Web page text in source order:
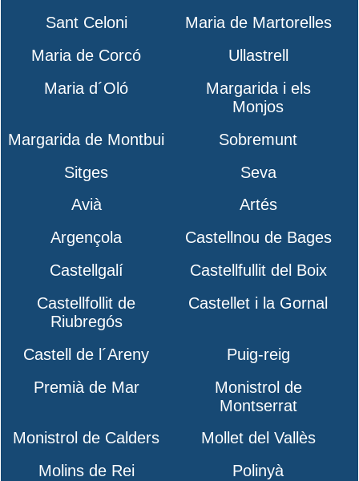
Sant Celoni
Maria de Martorelles
Maria de Corcó
Ullastrell
Maria d´Oló
Margarida i els
Monjos
Margarida de Montbui
Sobremunt
Sitges
Seva
Avià
Artés
Argençola
Castellnou de Bages
Castellgalí
Castellfullit del Boix
Castellfollit de
Riubregós
Castellet i la Gornal
Castell de l´Areny
Puig-reig
Premià de Mar
Monistrol de
Montserrat
Monistrol de Calders
Mollet del Vallès
Molins de Rei
Polinyà